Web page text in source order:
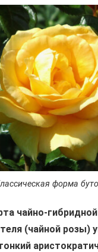
форма
чайно-
(чайной розы)